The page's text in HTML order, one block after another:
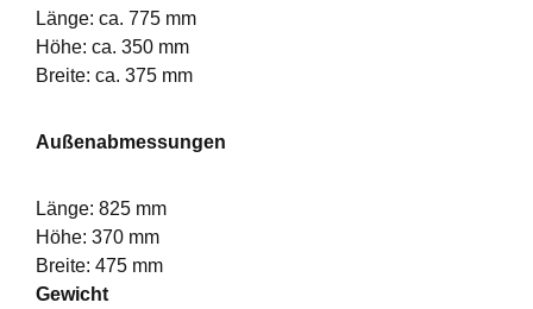
Länge: ca. 775 mm
Höhe: ca. 350 mm
Breite: ca. 375 mm
Außenabmessungen
Länge: 825 mm
Höhe: 370 mm
Breite: 475 mm
Gewicht